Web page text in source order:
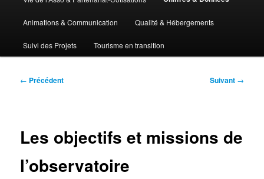
Animations & Communication Qualité & Hébergements
Suivi des Projets Tourisme en transition
Navigation
← Précédent Suivant →
Les objectifs et missions de
l’observatoire